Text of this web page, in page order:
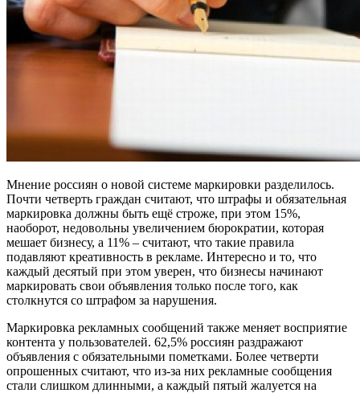
Мнение россиян о новой системе маркировки разделилось.
Почти четверть граждан считают, что штрафы и обязательная
маркировка должны быть ещё строже, при этом 15%,
наоборот, недовольны увеличением бюрократии, которая
мешает бизнесу, а 11% – считают, что такие правила
подавляют креативность в рекламе. Интересно и то, что
каждый десятый при этом уверен, что бизнесы начинают
маркировать свои объявления только после того, как
столкнутся со штрафом за нарушения.
Маркировка рекламных сообщений также меняет восприятие
контента у пользователей. 62,5% россиян раздражают
объявления с обязательными пометками. Более четверти
опрошенных считают, что из-за них рекламные сообщения
стали слишком длинными, а каждый пятый жалуется на